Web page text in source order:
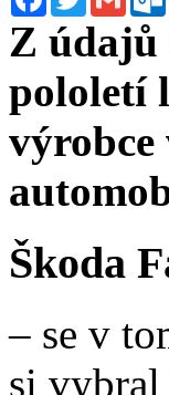
Z údajů
pololetí
výrobce
Škoda
– se v
si vybral